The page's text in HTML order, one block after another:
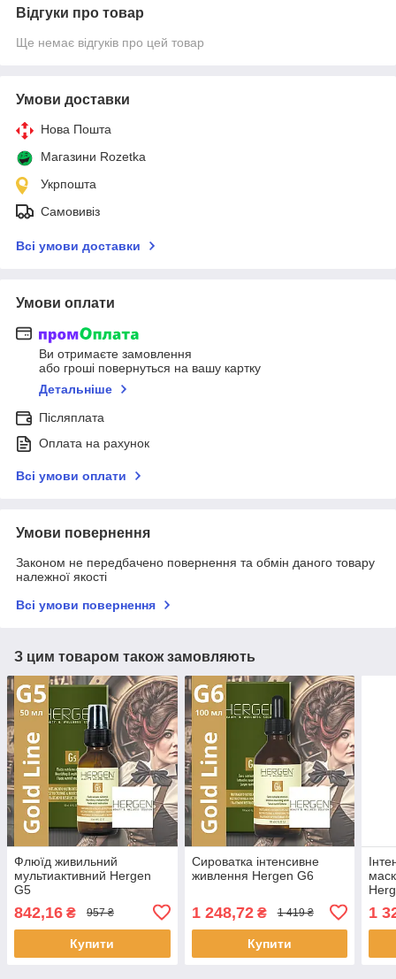
Відгуки про товар
Ще немає відгуків про цей товар
Умови доставки
Нова Пошта
Магазини Rozetka
Укрпошта
Самовивіз
Всі умови доставки
Умови оплати
Ви отримаєте замовлення
або гроші повернуться на вашу картку
Детальніше
Післяплата
Оплата на рахунок
Всі умови оплати
Умови повернення
Законом не передбачено повернення та обмін даного товару
належної якості
Всі умови повернення
З цим товаром також замовляють
Флюїд живильний
мультиактивний Hergen
G5
842,16 ₴ 957 ₴
Купити
Сироватка інтенсивне
живлення Hergen G6
1 248,72₴ 1 419 ₴
Купити
1